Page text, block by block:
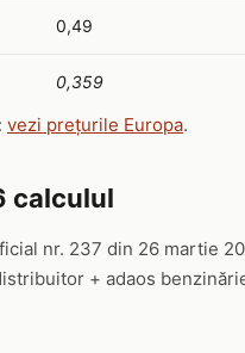
0,49
0,359
vezi prețurile Europa.
calculul
nr. 237 din 26 martie
+ adaos